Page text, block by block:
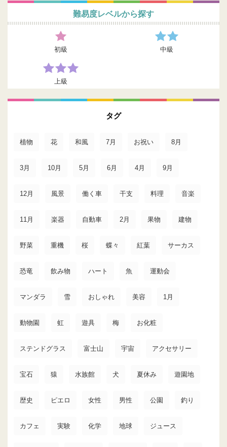
難易度レベルから探す
初級 中級
上級
タグ
植物 花 和風 7月 お祝い 8月
3月 10月 5月 6月 4月 9月
12月 風景 働く車 干支 料理 音楽
11月 楽器 自動車 2月 果物 建物
野菜 重機 桜 蝶々 紅葉 サーカス
恐竜 飲み物 ハート 魚 運動会
マンダラ 雪 おしゃれ 美容 1月
動物園 虹 遊具 梅 お化粧
ステンドグラス 富士山 宇宙 アクセサリー
宝石 猿 水族館 犬 夏休み 遊園地
歴史 ピエロ 女性 男性 公園 釣り
カフェ 実験 化学 地球 ジュース